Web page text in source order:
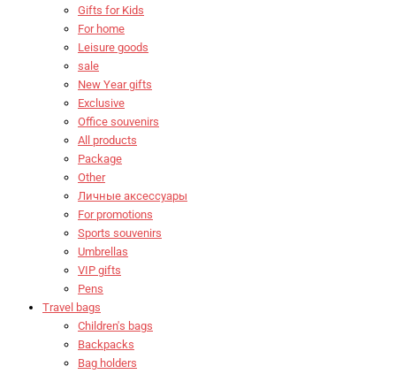
Gifts for Kids
For home
Leisure goods
sale
New Year gifts
Exclusive
Office souvenirs
All products
Package
Other
Личные аксессуары
For promotions
Sports souvenirs
Umbrellas
VIP gifts
Pens
Travel bags
Children's bags
Backpacks
Bag holders